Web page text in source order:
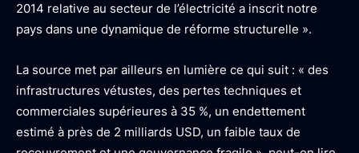
2014 relative au secteur de l’électricité a inscrit notre
pays dans une dynamique de réforme structurelle ».
La source met par ailleurs en lumière ce qui suit : « des
infrastructures vétustes, des pertes techniques et
commerciales supérieures à 35 %, un endettement
estimé à près de 2 milliards USD, un faible taux de